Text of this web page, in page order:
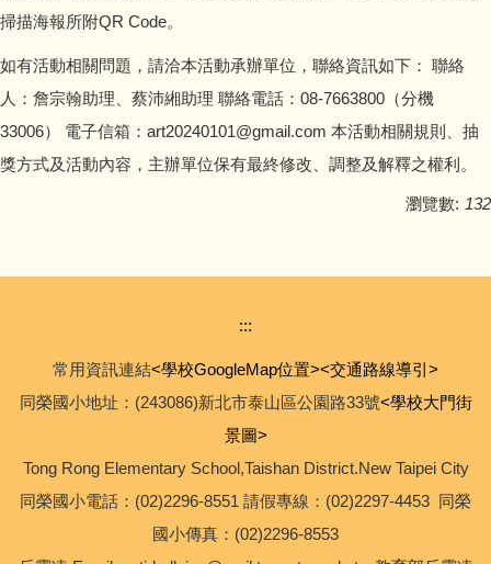
掃描海報所附QR Code。
如有活動相關問題，請洽本活動承辦單位，聯絡資訊如下： 聯絡
人：詹宗翰助理、蔡沛緗助理 聯絡電話：08-7663800（分機
33006） 電子信箱：art20240101@gmail.com 本活動相關規則、抽
獎方式及活動內容，主辦單位保有最終修改、調整及解釋之權利。
瀏覽數: 132
:::
常用資訊連結<學校GoogleMap位置><交通路線導引>
同榮國小地址：(243086)新北市泰山區公園路33號<學校大門街
景圖>
Tong Rong Elementary School,Taishan District.New Taipei City
同榮國小電話：(02)2296-8551 請假專線：(02)2297-4453 同榮
國小傳真：(02)2296-8553